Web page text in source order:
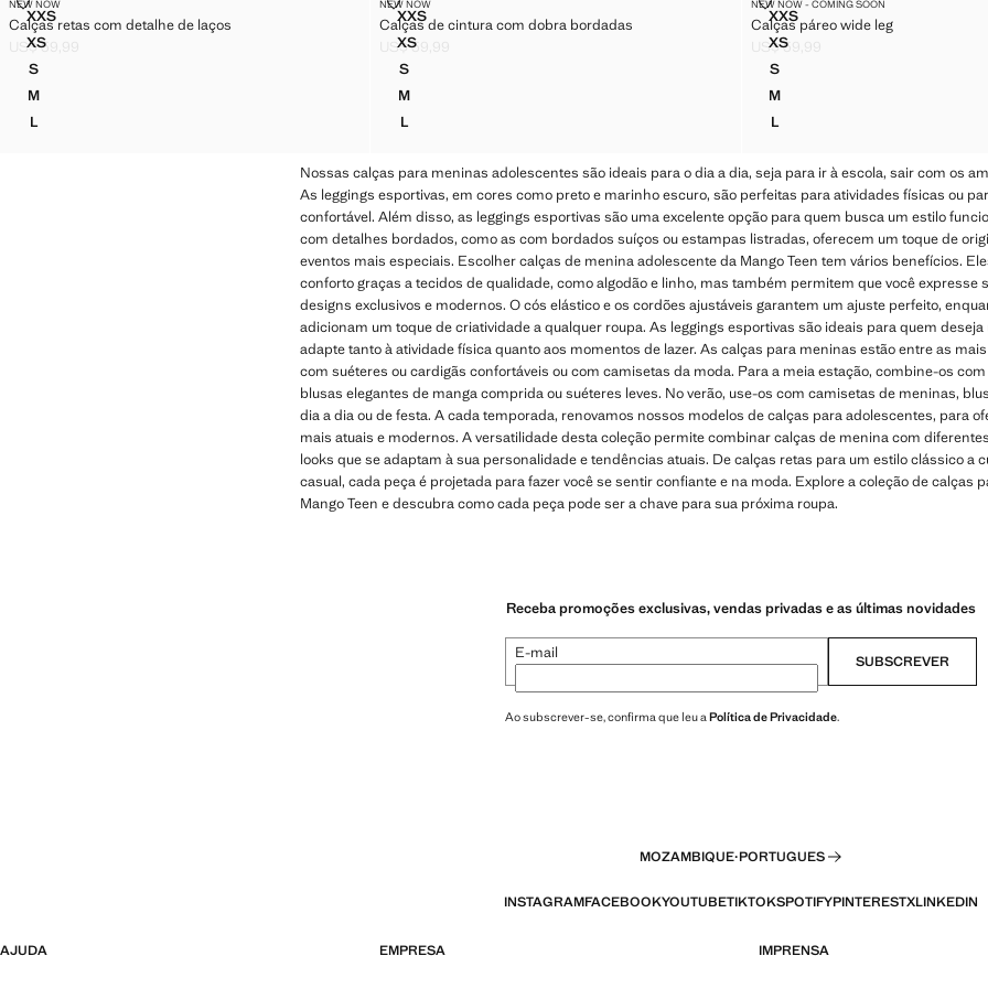
Tamanhos
XXSCALÇAS RETAS COM DETALHE DE LAÇOS
XSCALÇAS RETAS COM DETALHE DE LAÇOS
SCALÇAS RETAS COM DETALHE DE LAÇOS
MCALÇAS RETAS COM DETALHE DE LAÇOS
L
CALÇAS RETAS COM DETALHE DE LAÇOS
NEW NOW
Calças retas com detalhe de laços
US$ 59,99
Tamanhos
XXSCALÇAS DE CINTURA COM DOBRA BORDADAS
XSCALÇAS DE CINTURA COM DOBRA BORDADAS
SCALÇAS DE CINTURA COM DOBRA BORDADAS
MCALÇAS DE CINTURA COM DOBRA BORDADAS
L
CALÇAS DE CINTURA COM DOBRA BORDADAS
NEW NOW
Calças de cintura com dobra bordadas
US$ 59,99
Tamanhos
XXSCALÇAS PÁREO WIDE LEG
XSCALÇAS PÁREO WIDE LEG
SCALÇAS PÁREO WIDE LEG
MCALÇAS PÁREO WIDE LEG
LCALÇAS PÁREO WIDE LEG
NEW NOW - COMING SOON
Calças páreo wide leg
US$ 59,99
Nossas calças para meninas adolescentes são ideais para o dia a dia, seja para ir à escola, sair com os
As leggings esportivas, em cores como preto e marinho escuro, são perfeitas para atividades físicas ou
confortável. Além disso, as leggings esportivas são uma excelente opção para quem busca um estilo
com detalhes bordados, como as com bordados suíços ou estampas listradas, oferecem um toque de
eventos mais especiais. Escolher calças de menina adolescente da Mango Teen tem vários benefícios.
conforto graças a tecidos de qualidade, como algodão e linho, mas também permitem que você expresse
designs exclusivos e modernos. O cós elástico e os cordões ajustáveis garantem um ajuste perfeito,
adicionam um toque de criatividade a qualquer roupa. As leggings esportivas são ideais para quem
adapte tanto à atividade física quanto aos momentos de lazer. As calças para meninas estão entre as
com suéteres ou cardigãs confortáveis ou com camisetas da moda. Para a meia estação, combine-os
blusas elegantes de manga comprida ou suéteres leves. No verão, use-os com camisetas de meninas,
dia a dia ou de festa. A cada temporada, renovamos nossos modelos de calças para adolescentes, para
mais atuais e modernos. A versatilidade desta coleção permite combinar calças de menina com
looks que se adaptam à sua personalidade e tendências atuais. De calças retas para um estilo clássico a
casual, cada peça é projetada para fazer você se sentir confiante e na moda. Explore a coleção de calças
Mango Teen e descubra como cada peça pode ser a chave para sua próxima roupa.
Receba promoções exclusivas, vendas privadas e as últimas novidades
E-mail SUBSCREVER
Ao subscrever-se, confirma que leu a Política de Privacidade.
MOZAMBIQUE·PORTUGUES
INSTAGRAMFACEBOOKYOUTUBETIKTOKSPOTIFYPINTERESTXLINKEDIN
AJUDA EMPRESA IMPRENSA